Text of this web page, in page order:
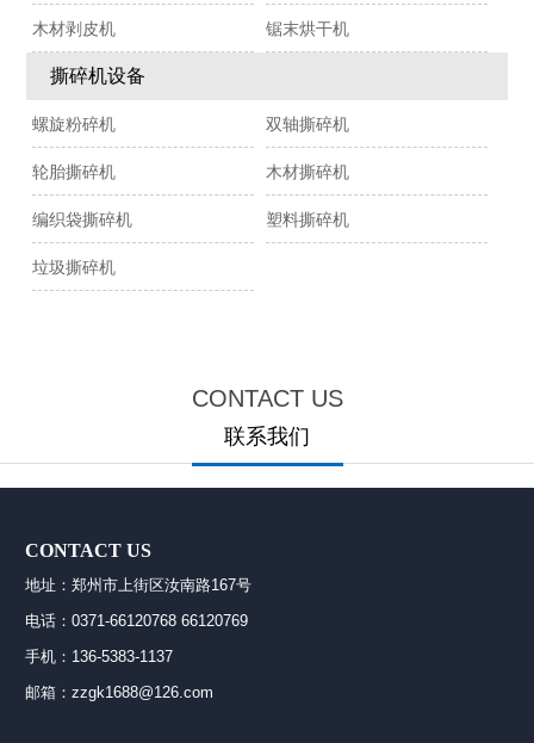
木材剥皮机 锯末烘干机
撕碎机设备
螺旋粉碎机 双轴撕碎机
轮胎撕碎机 木材撕碎机
编织袋撕碎机 塑料撕碎机
垃圾撕碎机
CONTACT US
联系我们
CONTACT US
地址：郑州市上街区汝南路167号
电话：0371-66120768 66120769
手机：136-5383-1137
邮箱：zzgk1688@126.com